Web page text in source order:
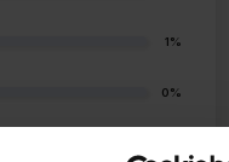
1%
0%